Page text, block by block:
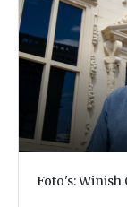
Foto's: Winish